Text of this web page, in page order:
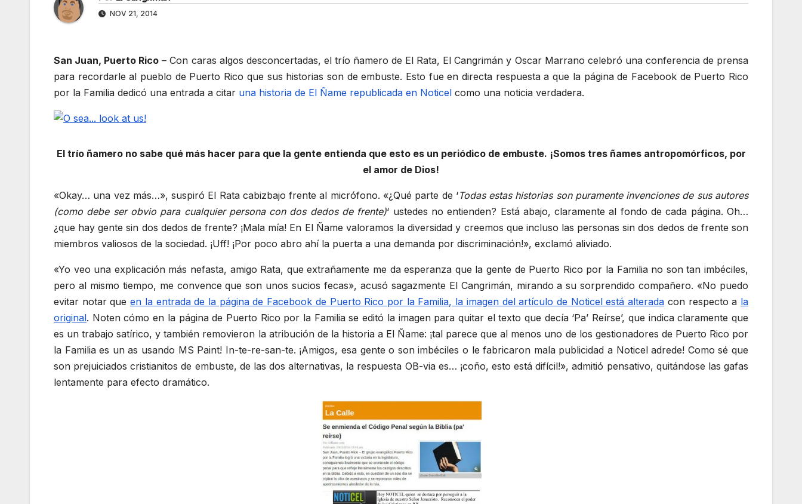
NOV 21, 2014
San Juan, Puerto Rico – Con caras algos desconcertadas, el trío ñamero de El Rata, El Cangrimán y Oscar Marrano celebró una conferencia de prensa
para recordarle al pueblo de Puerto Rico que sus historias son de embuste. Esto fue en directa respuesta a que la página de Facebook de Puerto Rico
por la Familia dedicó una entrada a citar una historia de El Ñame republicada en Noticel como una noticia verdadera.
El trío ñamero no sabe qué más hacer para que la gente entienda que esto es un periódico de embuste. ¡Somos tres ñames antropomórficos, por
el amor de Dios!
«Okay… una vez más…», suspiró El Rata cabizbajo frente al micrófono. «¿Qué parte de ‘Todas estas historias son puramente invenciones de sus autores
(como debe ser obvio para cualquier persona con dos dedos de frente)‘ ustedes no entienden? Está abajo, claramente al fondo de cada página. Oh…
¿que hay gente sin dos dedos de frente? ¡Mala mía! En El Ñame valoramos la diversidad y creemos que incluso las personas sin dos dedos de frente son
miembros valiosos de la sociedad. ¡Uff! ¡Por poco abro ahí la puerta a una demanda por discriminación!», exclamó aliviado.
«Yo veo una explicación más nefasta, amigo Rata, que extrañamente me da esperanza que la gente de Puerto Rico por la Familia no son tan imbéciles,
pero al mismo tiempo, me convence que son unos sucios fecas», acusó sagazmente El Cangrimán, mirando a su sorprendido compañero. «No puedo
evitar notar queen la entrada de la página de Facebook de Puerto Rico por la Familia, la imagen del artículo de Noticel está alterada con respecto a la
original. Noten cómo en la página de Puerto Rico por la Familia se editó la imagen para quitar el texto que decía ‘Pa’ Reírse’, que indica claramente que
es un trabajo satírico, y también removieron la atribución de la historia a El Ñame: ¡tal parece que al menos uno de los gestionadores de Puerto Rico por
la Familia es un as usando MS Paint! In-te-re-san-te. ¡Amigos, esa gente o son imbéciles o le fabricaron mala publicidad a Noticel adrede! Como sé que
son prejuiciados cristianitos de embuste, de las dos alternativas, la respuesta OB-via es… ¡coño, esto está difícil!», admitió pensativo, quitándose las gafas
lentamente para efecto dramático.